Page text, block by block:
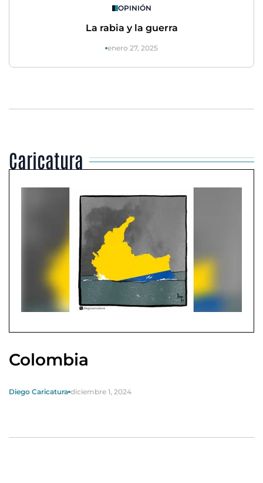
OPINIÓN
La rabia y la guerra
enero 27, 2025
Caricatura
Colombia
Diego Caricatura diciembre 1, 2024